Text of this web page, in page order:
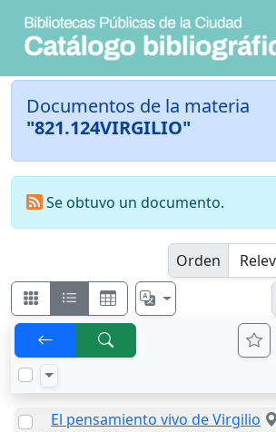
Documentos de la materia
"821.124VIRGILIO"
Se obtuvo un documento.
Orden
El pensamiento vivo de Virgilio